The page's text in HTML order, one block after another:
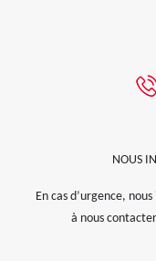
NOUS
En cas d’urgence,
à nous